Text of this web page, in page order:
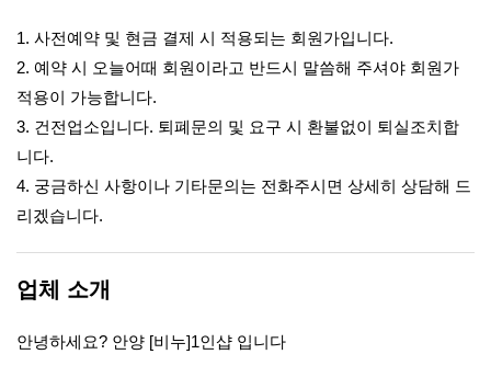
1. 사전예약 및 현금 결제 시 적용되는 회원가입니다.
2. 예약 시 오늘어때 회원이라고 반드시 말씀해 주셔야 회원가
적용이 가능합니다.
3. 건전업소입니다. 퇴폐문의 및 요구 시 환불없이 퇴실조치합
니다.
4. 궁금하신 사항이나 기타문의는 전화주시면 상세히 상담해 드
리겠습니다.
업체 소개
안녕하세요? 안양 [비누]1인샵 입니다